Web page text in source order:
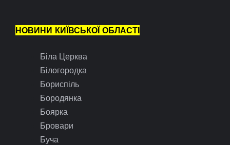
НОВИНИ КИЇВСЬКОЇ ОБЛАСТІ
Біла Церква
Білогородка
Бориспіль
Бородянка
Боярка
Бровари
Буча